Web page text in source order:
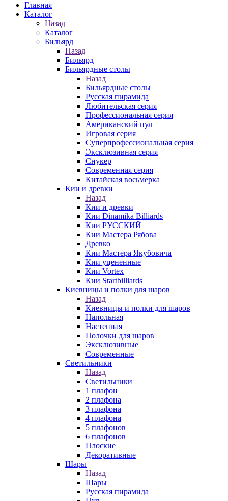
Главная
Каталог
Назад
Каталог
Бильярд
Назад
Бильярд
Бильярдные столы
Назад
Бильярдные столы
Русская пирамида
Любительская серия
Профессиональная серия
Американский пул
Игровая серия
Суперпрофессиональная серия
Эксклюзивная серия
Снукер
Современная серия
Китайская восьмерка
Кии и древки
Назад
Кии и древки
Кии Dinamika Billiards
Кии РУССКИЙ
Кии Мастера Рябова
Древко
Кии Мастера Якубовича
Кии уцененные
Кии Vortex
Кии Startbilliards
Киевницы и полки для шаров
Назад
Киевницы и полки для шаров
Напольная
Настенная
Полочки для шаров
Эксклюзивные
Современные
Светильники
Назад
Светильники
1 плафон
2 плафона
3 плафона
4 плафона
5 плафонов
6 плафонов
Плоские
Декоративные
Шары
Назад
Шары
Русская пирамида